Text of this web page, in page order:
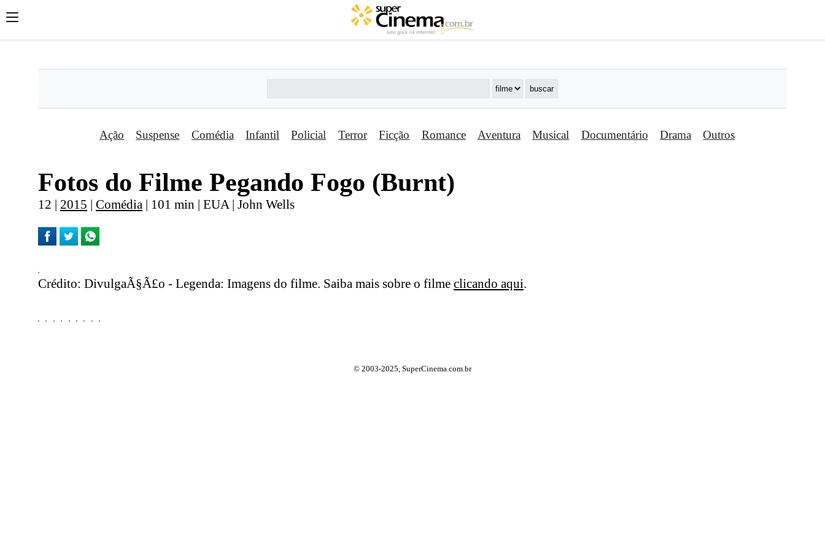
';';
Ação Suspense Comédia Infantil Policial Terror Ficção Romance Aventura Musical Documentário Drama Outros
Fotos do Filme Pegando Fogo (Burnt)
12 | 2015 | Comédia | 101 min | EUA | John Wells
Crédito: DivulgaÃ§Ã£o - Legenda: Imagens do filme. Saiba mais sobre o filme clicando aqui.
© 2003-2025, SuperCinema.com.br